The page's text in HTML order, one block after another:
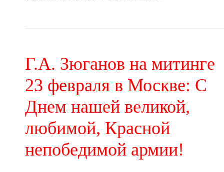
Г.А. Зюганов на митинге
23 февраля в Москве: С
Днем нашей великой,
любимой, Красной
непобедимой армии!